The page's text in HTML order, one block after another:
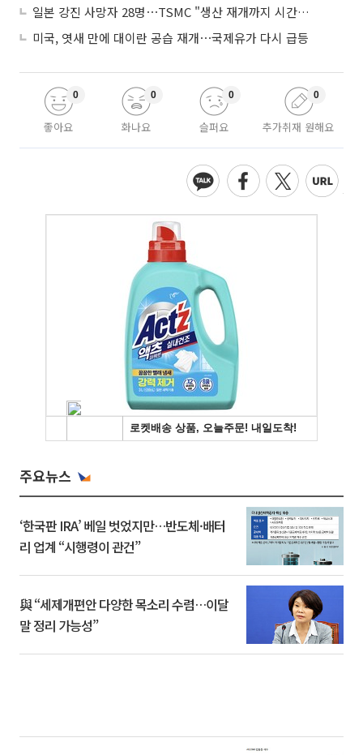
일본 강진 사망자 28명⋯TSMC "생산 재개까지 시간 필요해"
미국, 엿새 만에 대이란 공습 재개⋯국제유가 다시 급등
좋아요
0
화나요
0
슬퍼요
0
추가취재 원해요
0
주요뉴스
‘한국판 IRA’ 베일 벗었지만…반도체·배터
리 업계 “시행령이 관건”
與 “세제개편안 다양한 목소리 수렴…이달
말 정리 가능성”